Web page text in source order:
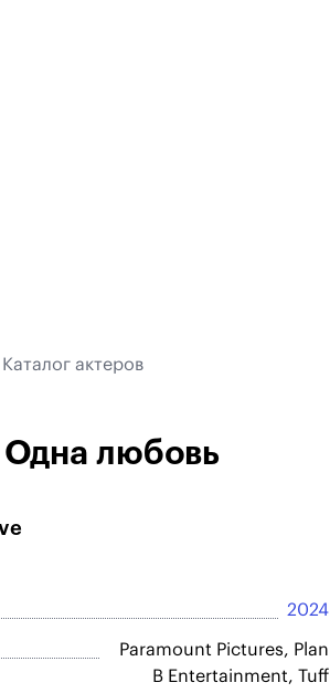
Каталог актеров
любовь
2024
Paramount Pictures, Plan
B Entertainment, Tuff